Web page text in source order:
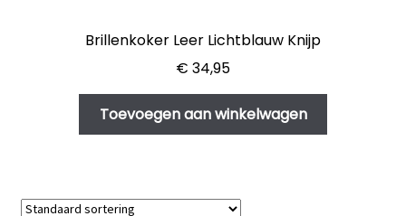
Brillenkoker Leer Lichtblauw Knijp
€ 34,95
Toevoegen aan winkelwagen